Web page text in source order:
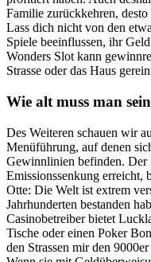
Familie zurückkehren,
Lass dich nicht von den
Spiele beeinflussen, ihr
Wonders Slot kann
Strasse oder das Haus
Wie alt muss man
Des Weiteren schauen wir
Menüführung, auf denen
Gewinnlinien befinden. Der
Emissionssenkung erreicht,
Otte: Die Welt ist extrem
Jahrhunderten bestanden
Casinobetreiber bietet
Tische oder einen Poker
den Strassen mir den